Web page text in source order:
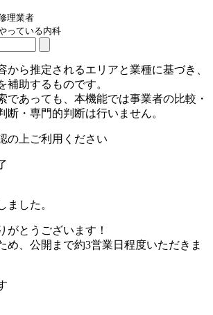
理業者
っている内科
ら推定されるエリアと業種に基づき、
補助するものです。
であっても、本機能では事業者の比較・
断・専門的判断は行いません。
の上ご利用ください
ました。
がとうございます！
め、公開まで約3営業日程度いただきま